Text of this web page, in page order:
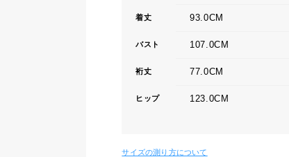
着丈 93.0CM
バスト 107.0CM
裄丈 77.0CM
ヒップ 123.0CM
サイズの測り方について